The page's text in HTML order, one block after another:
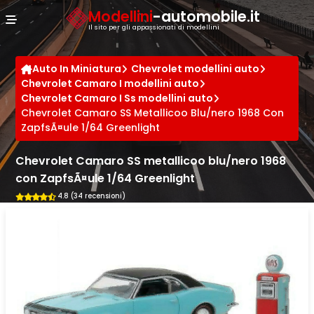
Modellini-automobile.it
Il sito per gli appassionati di modellini
Auto In Miniatura
Chevrolet modellini auto
Chevrolet Camaro I modellini auto
Chevrolet Camaro I Ss modellini auto
Chevrolet Camaro SS Metallicoo Blu/nero 1968 Con
ZapfsÃ¤ule 1/64 Greenlight
Chevrolet Camaro SS metallicoo blu/nero 1968
con ZapfsÃ¤ule 1/64 Greenlight
4.8 (34 recensioni)
Cookies management panel